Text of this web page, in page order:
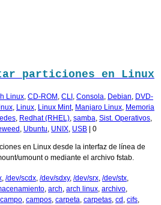
particiones en Linux
Linux, CD-ROM , CLI , Consola, Debian, DVD-
, Linux, Linux Mint, Manjaro Linux, Memoria
, Redhat (RHEL), samba, Sist. Operativos,
, Ubuntu, UNIX, USB 0
en Linux desde la interfaz de línea de
umount o mediante el archivo fstab.
, /dev/scdx, /dev/sdxy, /dev/srx, /dev/stx,
, arch, arch linux, archivo,
campo, campos, carpeta, carpetas, cd , cifs,